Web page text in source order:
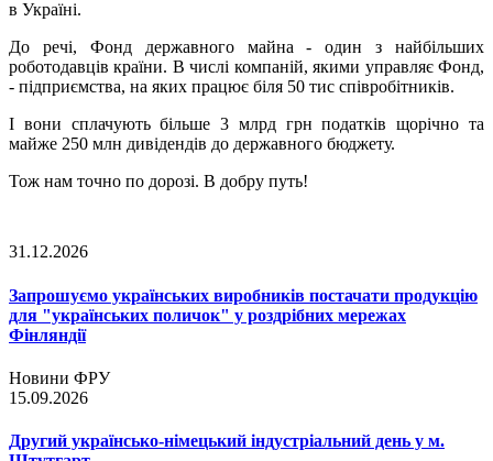
в Україні.
До речі, Фонд державного майна - один з найбільших
роботодавців країни. В числі компаній, якими управляє Фонд,
- підприємства, на яких працює біля 50 тис співробітників.
І вони сплачують більше 3 млрд грн податків щорічно та
майже 250 млн дивідендів до державного бюджету.
Тож нам точно по дорозі. В добру путь!
31.12.2026
Запрошуємо українських виробників постачати продукцію
для "українських поличок" у роздрібних мережах
Фінляндії
Новини ФРУ
15.09.2026
Другий українсько-німецький індустріальний день у м.